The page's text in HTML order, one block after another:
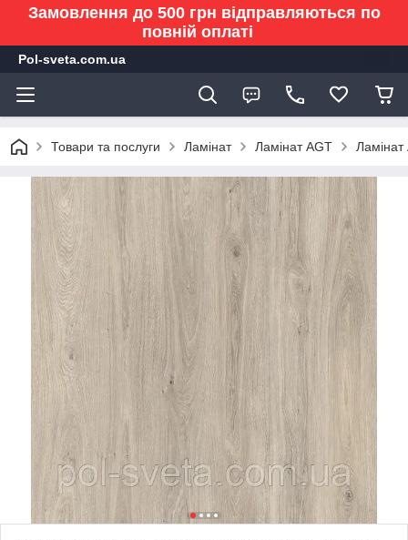
Замовлення до 500 грн відправляються по
повній оплаті
Pol-sveta.com.ua
Товари та послуги Ламінат Ламінат AGT